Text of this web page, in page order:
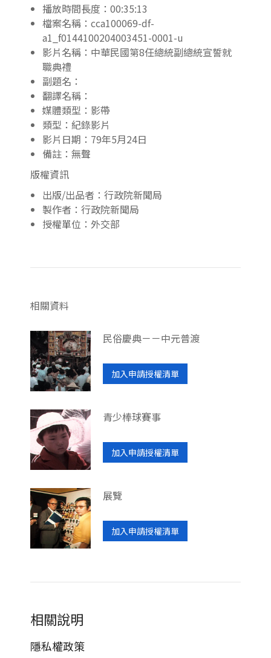
播放時間長度：00:35:13
檔案名稱：cca100069-df-
a1_f0144100204003451-0001-u
影片名稱：中華民國第8任總統副總統宣誓就
職典禮
副題名：
翻譯名稱：
媒體類型：影帶
類型：紀錄影片
影片日期：79年5月24日
備註：無聲
版權資訊
出版/出品者：行政院新聞局
製作者：行政院新聞局
授權單位：外交部
相關資料
民俗慶典－－中元普渡
加入申請授權清單
青少棒球賽事
加入申請授權清單
展覽
加入申請授權清單
相關說明
隱私權政策